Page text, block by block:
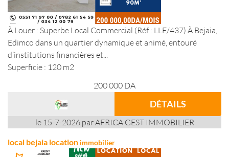
À Louer : Superbe Local Commercial (Réf : LLE/437) À Bejaia,
Edimco dans un quartier dynamique et animé, entouré
d’institutions financières et...
Superficie : 120 m2
200 000 DA
DÉTAILS
le 15-7-2026 par AFRICA GEST IMMOBILIER
local bejaia location immobilier